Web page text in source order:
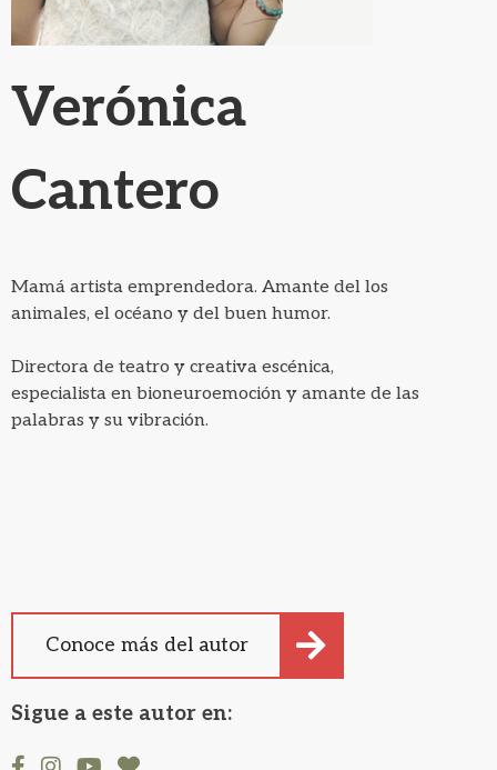
Verónica
Cantero
Mamá artista emprendedora. Amante del los
animales, el océano y del buen humor.
Directora de teatro y creativa escénica,
especialista en bioneuroemoción y amante de las
palabras y su vibración.
Conoce más del autor
Sigue a este autor en: